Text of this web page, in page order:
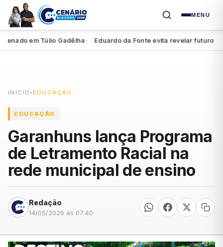
MENU
em Túlio Gadêlha● Eduardo da Fonte evita revelar futuro de
INÍCIO › EDUCAÇÃO
EDUCAÇÃO
Garanhuns lança Programa
de Letramento Racial na
rede municipal de ensino
Redação
14/05/2026 às 07:40